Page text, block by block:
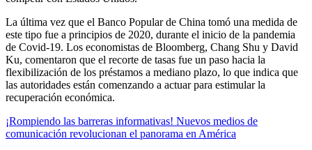
La última vez que el Banco Popular de China tomó una medida de
este tipo fue a principios de 2020, durante el inicio de la pandemia
de Covid-19. Los economistas de Bloomberg, Chang Shu y David
Ku, comentaron que el recorte de tasas fue un paso hacia la
flexibilización de los préstamos a mediano plazo, lo que indica que
las autoridades están comenzando a actuar para estimular la
recuperación económica.
¡Rompiendo las barreras informativas! Nuevos medios de
comunicación revolucionan el panorama en América